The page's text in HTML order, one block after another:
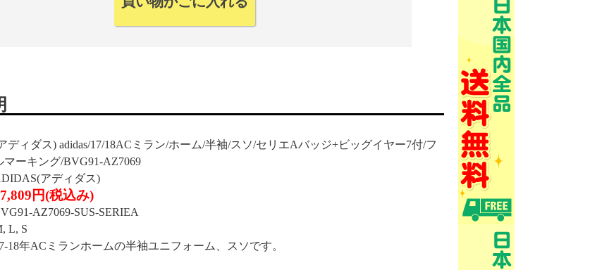
ディダス) adidas/17/18ACミラン/ホーム/半袖/スソ/セリエAバッジ+ビッグイヤー7付/フ
マーキング/BVG91-AZ7069
アディダス)
円(税込み)
AZ7069-SUS-SERIEA
L, S
18年ACミランホームの半袖ユニフォーム、スソです。